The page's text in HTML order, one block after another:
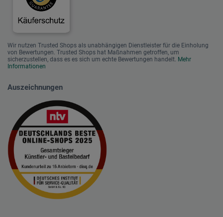
Wir nutzen Trusted Shops als unabhängigen Dienstleister für die Einholung
von Bewertungen. Trusted Shops hat Maßnahmen getroffen, um
sicherzustellen, dass es es sich um echte Bewertungen handelt. Mehr
Informationen
Auszeichnungen